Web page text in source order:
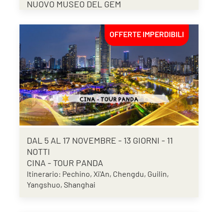
NUOVO MUSEO DEL GEM
OFFERTE IMPERDIBILI
DAL 5 AL 17 NOVEMBRE - 13 GIORNI - 11
NOTTI
CINA - TOUR PANDA
Itinerario: Pechino, Xi'An, Chengdu, Guilin,
Yangshuo, Shanghai